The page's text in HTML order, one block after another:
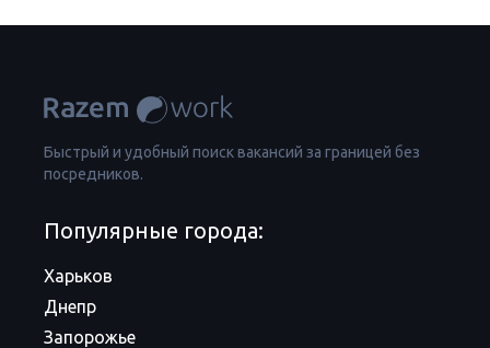
Быстрый и удобный поиск вакансий за границей без
посредников.
Популярные города:
Харьков
Днепр
Запорожье